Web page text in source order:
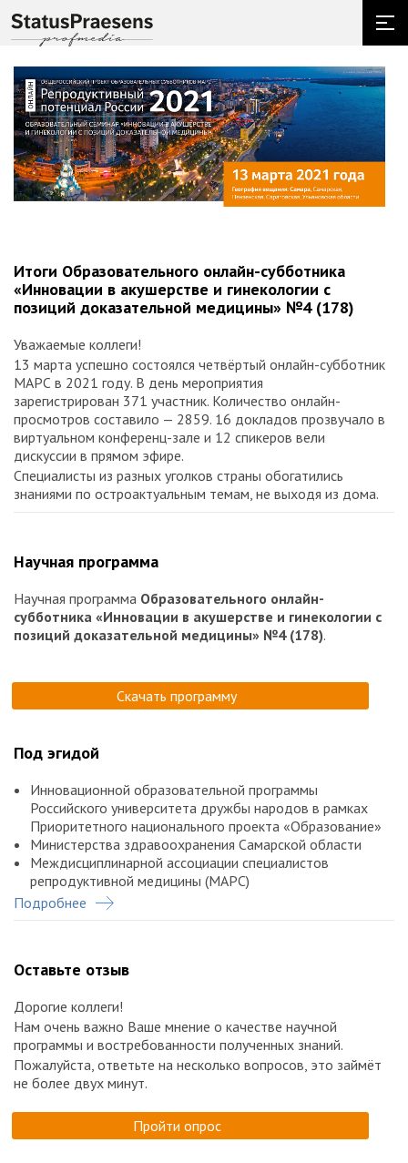
Итоги Образовательного онлайн-субботника
«Инновации в акушерстве и гинекологии с
позиций доказательной медицины» №4 (178)
Уважаемые коллеги!
13 марта успешно состоялся четвёртый онлайн-субботник
МАРС в 2021 году. В день мероприятия
зарегистрирован 371 участник. Количество онлайн-
просмотров составило — 2859. 16 докладов прозвучало в
виртуальном конференц-зале и 12 спикеров вели
дискуссии в прямом эфире.
Специалисты из разных уголков страны обогатились
знаниями по остроактуальным темам, не выходя из дома.
Научная программа
Научная программа Образовательного онлайн-
субботника «Инновации в акушерстве и гинекологии с
позиций доказательной медицины» №4 (178).
Скачать программу
Под эгидой
Инновационной образовательной программы
Российского университета дружбы народов в рамках
Приоритетного национального проекта «Образование»
Министерства здравоохранения Самарской области
Междисциплинарной ассоциации специалистов
репродуктивной медицины (МАРС)
Кафедры акушерства и гинекологии с курсом
Российского университета дружбы народов
университета
Самарской областной ассоциации врачей
Журнала «StatusPraesens. Гинекология, акушерство,
бесплодный брак»
Научный и технический организатор: Медиабюро
Подробнее
Оставьте отзыв
Дорогие коллеги!
Нам очень важно Ваше мнение о качестве научной
программы и востребованности полученных знаний.
Пожалуйста, ответьте на несколько вопросов, это займёт
не более двух минут.
Пройти опрос